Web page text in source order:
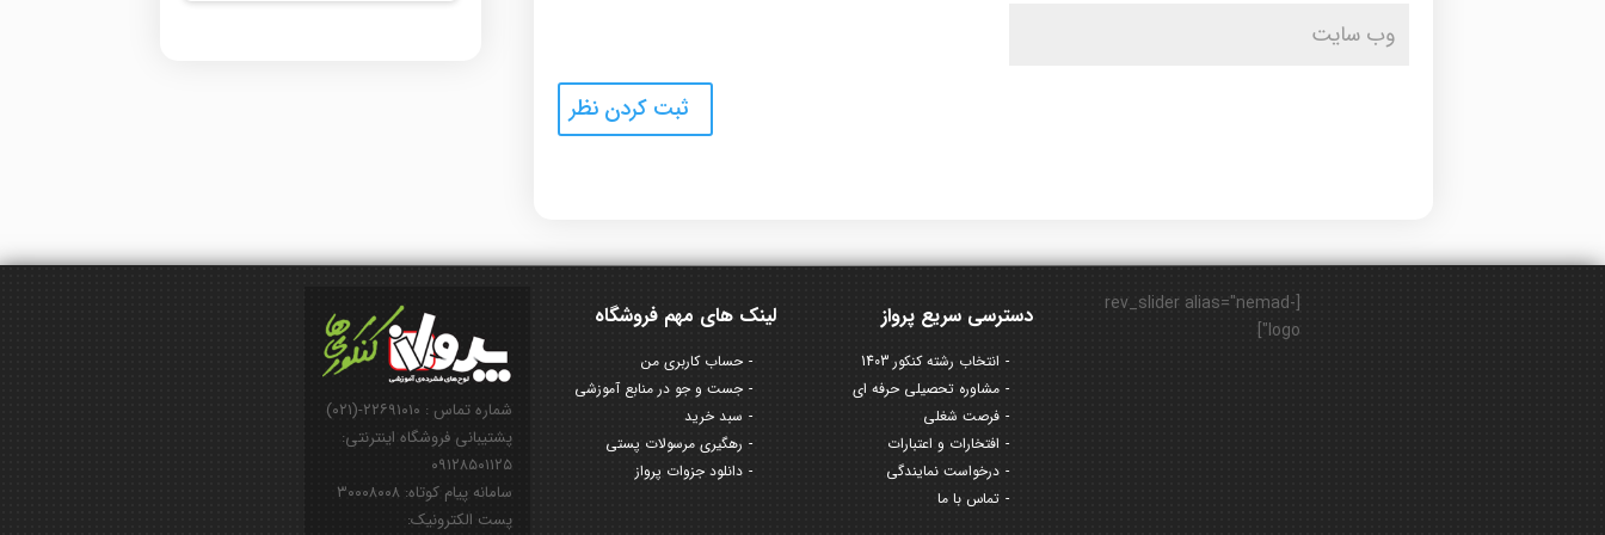
شماره تماس : ۲۲۶۹۱۰۱۰-(۰۲۱)
پشتیبانی فروشگاه اینترنتی:
۰۹۱۲۸۵۰۱۱۲۵
سامانه پیام کوتاه: ۳۰۰۰۸۰۰۸
پست الکترونیک:
لینک های مهم فروشگاه
حساب کاربری من
جست و جو در منابع آموزشی
سبد خرید
رهگیری مرسولات پستی
دانلود جزوات پرواز
دسترسی سریع پرواز
انتخاب رشته کنکور 1403
مشاوره تحصیلی حرفه ای
فرصت شغلی
افتخارات و اعتبارات
درخواست نمایندگی
تماس با ما
[rev_slider alias="nemad-
logo"]